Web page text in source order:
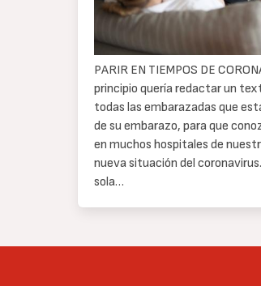
PARIR EN TIEMPOS DE
principio quería redactar un
todas las embarazadas que
de su embarazo, para que
en muchos hospitales de
nueva situación del
sola…